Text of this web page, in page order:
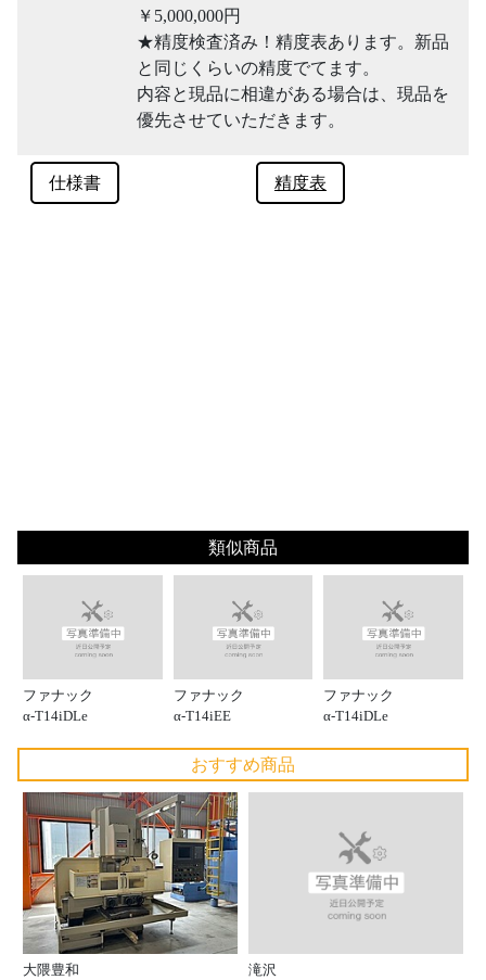
￥5,000,000円
★精度検査済み！精度表あります。新品
と同じくらいの精度でてます。
内容と現品に相違がある場合は、現品を
優先させていただきます。
仕様書 精度表
類似商品
ファナック
α-T14iDLe
ファナック
α-T14iEE
ファナック
α-T14iDLe
おすすめ商品
大隈豊和
滝沢